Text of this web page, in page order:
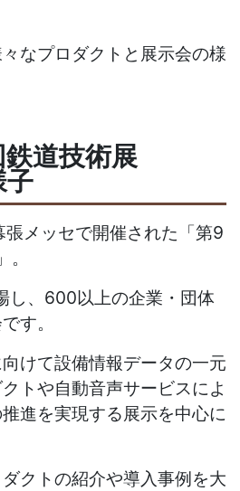
なプロダクトと展示会の様
道技術展
張メッセで開催された「第9
」。
、 600以上の企業・団体
す。
けて設備情報データの一元
トや自動音声サービスによ
進を実現する展示を中心に
クトの紹介や導入事例を大